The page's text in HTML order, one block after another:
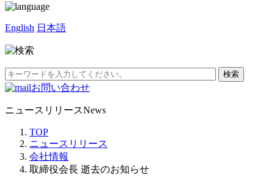
English 日本語
お問い合わせ
ニュースリリースNews
TOP
ニュースリリース
会社情報
取締役会長 逝去のお知らせ